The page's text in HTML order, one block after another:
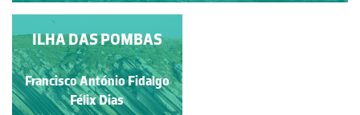
UMA FALHA NORMAL
COM UM BOM
POTENCIAL
FORMATIVO
Francisco António Fidalgo
Félix Dias
ILHA DAS POMBAS
Francisco António Fidalgo
Félix Dias